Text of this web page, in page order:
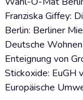
Franziska Giffey:
Berlin: Berliner
Deutsche
Enteignung von
Stickoxide: EuGH
Europäische